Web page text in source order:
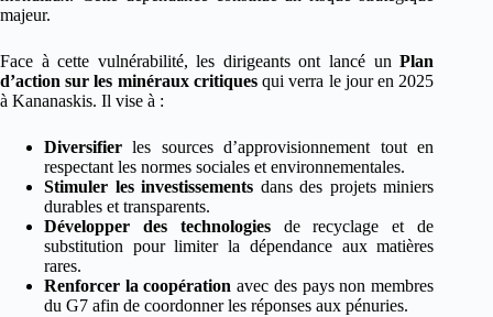
majeur.
Face à cette vulnérabilité, les dirigeants ont lancé unPlan
d’action sur les minéraux critiquesqui verra le jour en 2025
à Kananaskis. Il vise à :
Diversifier les sources d’approvisionnement tout en
respectant les normes sociales et environnementales.
Stimuler les investissements dans des projets miniers
durables et transparents.
Développer des technologiesde recyclage et de
substitution pour limiter la dépendance aux matières
rares.
Renforcer la coopération avec des pays non membres
du G7 afin de coordonner les réponses aux pénuries.